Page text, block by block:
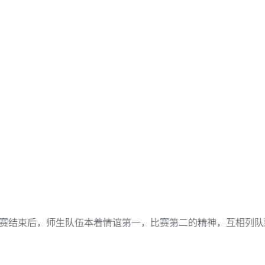
结束后，师生队伍本着情谊第一，比赛第二的精神，互相列